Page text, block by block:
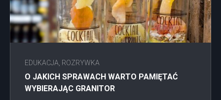
EDUKACJA, ROZRYWKA
O JAKICH SPRAWACH WARTO PAMIĘTAĆ
WYBIERAJĄC GRANITOR